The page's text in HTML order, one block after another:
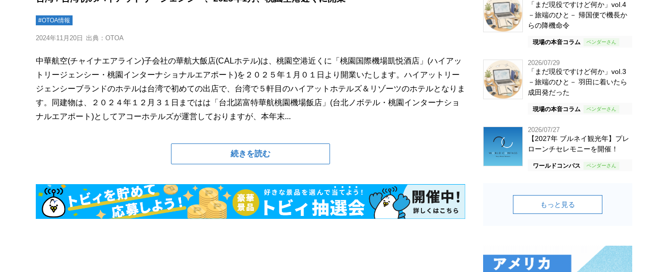
#OTOA情報
2024年11月20日 出典：OTOA
中華航空(チャイナエアライン)子会社の華航大飯店(CALホテル)は、桃園空港近くに「桃園国際機場凱悦酒店」(ハイアッ
トリージェンシー・桃園インターナショナルエアポート)を２０２５年１月０１日より開業いたします。ハイアットリー
ジェンシーブランドのホテルは台湾で初めての出店で、台湾で５軒目のハイアットホテルズ＆リゾーツのホテルとなりま
す。同建物は、２０２４年１２月３１日まではは「台北諾富特華航桃園機場飯店」(台北ノボテル・桃園インターナショ
ナルエアポート)としてアコーホテルズが運営しておりますが、本年末...
続きを読む
「まだ現役ですけど何か」vol.4
－旅端のひと－ 帰国便で機長か
らの降機命令
現場の本音コラム
2026/07/29
「まだ現役ですけど何か」vol.3
－旅端のひと－ 羽田に着いたら
成田発だった
現場の本音コラム
2026/07/27
【2027年 ブルネイ観光年】プレ
ローンチセレモニーを開催！
ワールドコンパス
もっと見る